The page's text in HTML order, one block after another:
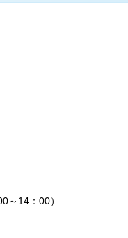
～14：00）